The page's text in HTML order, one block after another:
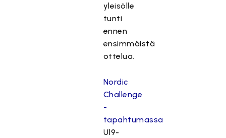
yleisölle
tunti
ennen
ensimmäistä
ottelua.
Nordic
Challenge
-
tapahtumassa
U19-